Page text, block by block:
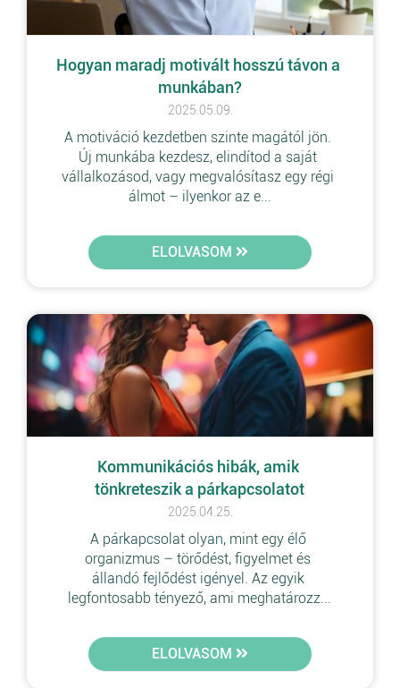
Hogyan maradj motivált hosszú távon a
munkában?
2025.05.09.
A motiváció kezdetben szinte magától jön.
Új munkába kezdesz, elindítod a saját
vállalkozásod, vagy megvalósítasz egy régi
álmot – ilyenkor az e...
ELOLVASOM
Kommunikációs hibák, amik
tönkreteszik a párkapcsolatot
2025.04.25.
A párkapcsolat olyan, mint egy élő
organizmus – törődést, figyelmet és
állandó fejlődést igényel. Az egyik
legfontosabb tényező, ami meghatározz...
ELOLVASOM